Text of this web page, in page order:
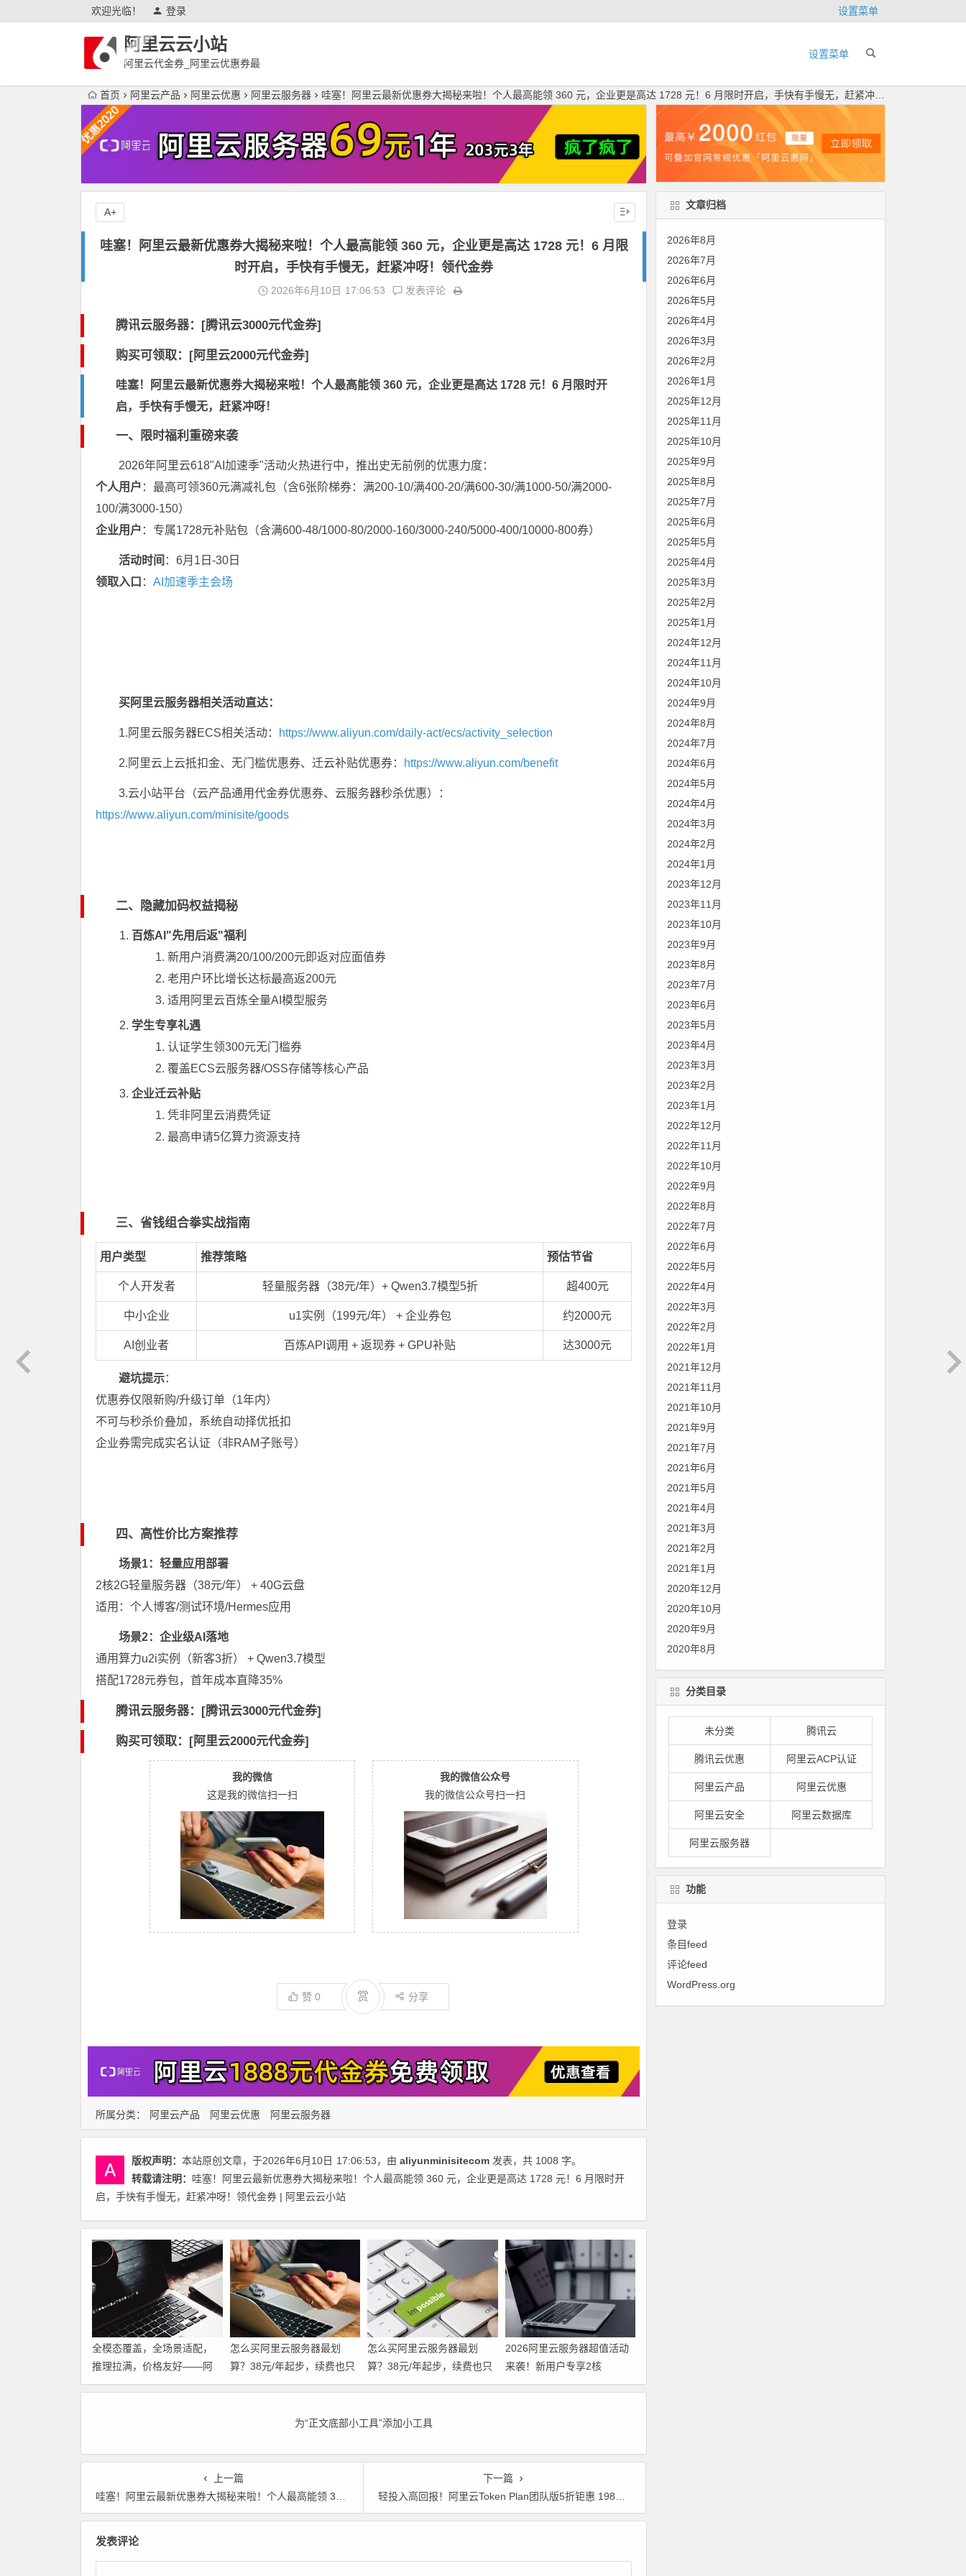
欢迎光临！ 登录 设置菜单
阿里云云小站
阿里云代金券_阿里云优惠券最
设置菜单
首页 阿里云产品 阿里云优惠 阿里云服务器 哇塞！阿里云最新优惠券大揭秘来啦！个人最高能领 360 元，企业更是高达 1728 元！6 月限时开启，手快有手慢无，赶紧冲呀！领代金券
哇塞！阿里云最新优惠券大揭秘来啦！个人最高能领 360 元，企业更是高达 1728 元！6 月限
时开启，手快有手慢无，赶紧冲呀！领代金券
2026年6月10日 17:06:53 发表评论
腾讯云服务器：[腾讯云3000元代金券]
购买可领取：[阿里云2000元代金券]
哇塞！阿里云最新优惠券大揭秘来啦！个人最高能领 360 元，企业更是高达 1728 元！6 月限时开
启，手快有手慢无，赶紧冲呀！
一、限时福利重磅来袭
2026年阿里云618"AI加速季"活动火热进行中，推出史无前例的优惠力度：
个人用户 ：最高可领360元满减礼包（含6张阶梯券：满200-10/满400-20/满600-30/满1000-50/满2000-
100/满3000-150）
企业用户 ：专属1728元补贴包（含满600-48/1000-80/2000-160/3000-240/5000-400/10000-800券）
活动时间 ：6月1日-30日
领取入口 ： AI加速季主会场
买阿里云服务器相关活动直达：
1.阿里云服务器ECS相关活动： https://www.aliyun.com/daily-act/ecs/activity_selection
2.阿里云上云抵扣金、无门槛优惠券、迁云补贴优惠券： https://www.aliyun.com/benefit
3.云小站平台（云产品通用代金券优惠券、云服务器秒杀优惠）：
https://www.aliyun.com/minisite/goods
二、隐藏加码权益揭秘
百炼AI"先用后返"福利
新用户消费满20/100/200元即返对应面值券
老用户环比增长达标最高返200元
适用阿里云百炼全量AI模型服务
学生专享礼遇
认证学生领300元无门槛券
覆盖ECS云服务器/OSS存储等核心产品
企业迁云补贴
凭非阿里云消费凭证
最高申请5亿算力资源支持
三、省钱组合拳实战指南
用户类型 推荐策略 预估节省
个人开发者 轻量服务器（38元/年）+ Qwen3.7模型5折 超400元
中小企业 u1实例（199元/年） + 企业券包 约2000元
AI创业者 百炼API调用 + 返现券 + GPU补贴 达3000元
避坑提示：
优惠券仅限新购/升级订单（1年内）
不可与秒杀价叠加，系统自动择优抵扣
企业券需完成实名认证（非RAM子账号）
四、高性价比方案推荐
场景1：轻量应用部署
2核2G轻量服务器（38元/年） + 40G云盘
适用：个人博客/测试环境/Hermes应用
场景2：企业级AI落地
通用算力u2i实例（新客3折） + Qwen3.7模型
搭配1728元券包，首年成本直降35%
腾讯云服务器：[腾讯云3000元代金券]
购买可领取：[阿里云2000元代金券]
我的微信
这是我的微信扫一扫
我的微信公众号
我的微信公众号扫一扫
赞 0 赏 分享
A+
所属分类： 阿里云产品 阿里云优惠 阿里云服务器
版权声明： 本站原创文章，于2026年6月10日 17:06:53，由 aliyunminisitecom 发表，共 1008 字。
转载请注明： 哇塞！阿里云最新优惠券大揭秘来啦！个人最高能领 360 元，企业更是高达 1728 元！6 月限时开
启，手快有手慢无，赶紧冲呀！领代金券 | 阿里云云小站
全模态覆盖，全场景适配，
推理拉满，价格友好——阿
里云千问大模型，企业AI落
怎么买阿里云服务器最划
算？38元/年起步，续费也只
要99元，这份省钱攻略请收
怎么买阿里云服务器最划
算？38元/年起步，续费也只
要99元，这份省钱攻略请收
2026阿里云服务器超值活动
来袭！新用户专享2核
2G+200M带宽配置，低至38
为“正文底部小工具”添加小工具
上一篇
哇塞！阿里云最新优惠券大揭秘来啦！个人最高能领 360 元，企业更是高达 1728 元！6 月限时开启，手快有手慢无，赶紧冲呀！
下一篇
轻投入高回报！阿里云Token Plan团队版5折钜惠 198元起享半价权益 · 先享后返立省200元
发表评论
文章归档
2026年8月
2026年7月
2026年6月
2026年5月
2026年4月
2026年3月
2026年2月
2026年1月
2025年12月
2025年11月
2025年10月
2025年9月
2025年8月
2025年7月
2025年6月
2025年5月
2025年4月
2025年3月
2025年2月
2025年1月
2024年12月
2024年11月
2024年10月
2024年9月
2024年8月
2024年7月
2024年6月
2024年5月
2024年4月
2024年3月
2024年2月
2024年1月
2023年12月
2023年11月
2023年10月
2023年9月
2023年8月
2023年7月
2023年6月
2023年5月
2023年4月
2023年3月
2023年2月
2023年1月
2022年12月
2022年11月
2022年10月
2022年9月
2022年8月
2022年7月
2022年6月
2022年5月
2022年4月
2022年3月
2022年2月
2022年1月
2021年12月
2021年11月
2021年10月
2021年9月
2021年7月
2021年6月
2021年5月
2021年4月
2021年3月
2021年2月
2021年1月
2020年12月
2020年10月
2020年9月
2020年8月
分类目录
未分类 腾讯云
腾讯云优惠 阿里云ACP认证
阿里云产品 阿里云优惠
阿里云安全 阿里云数据库
阿里云服务器
功能
登录
条目feed
评论feed
WordPress.org